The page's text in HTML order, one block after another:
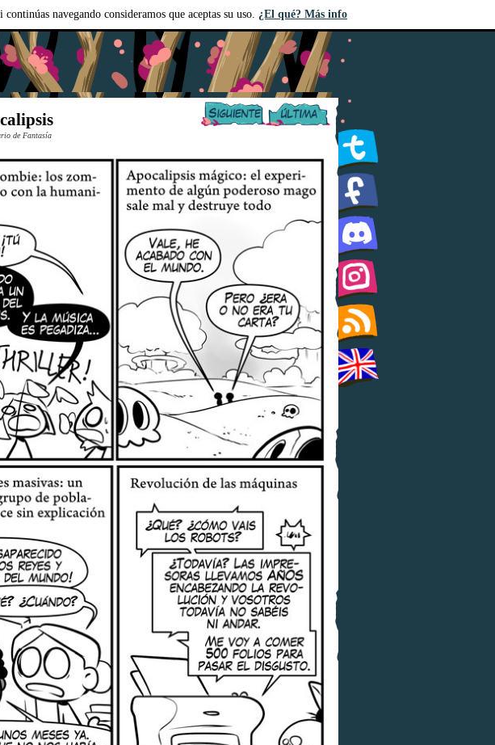
navegando consideramos que aceptas su uso. ¿El qué? Más info
de Fantasía